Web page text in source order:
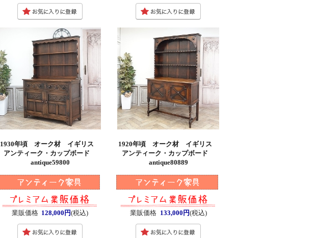
1930年頃 オーク材 イギリス
アンティーク・カップボード
antique59800
業販価格 128,000円(税込)
1920年頃 オーク材 イギリス
アンティーク・カップボード
antique80889
業販価格 133,000円(税込)